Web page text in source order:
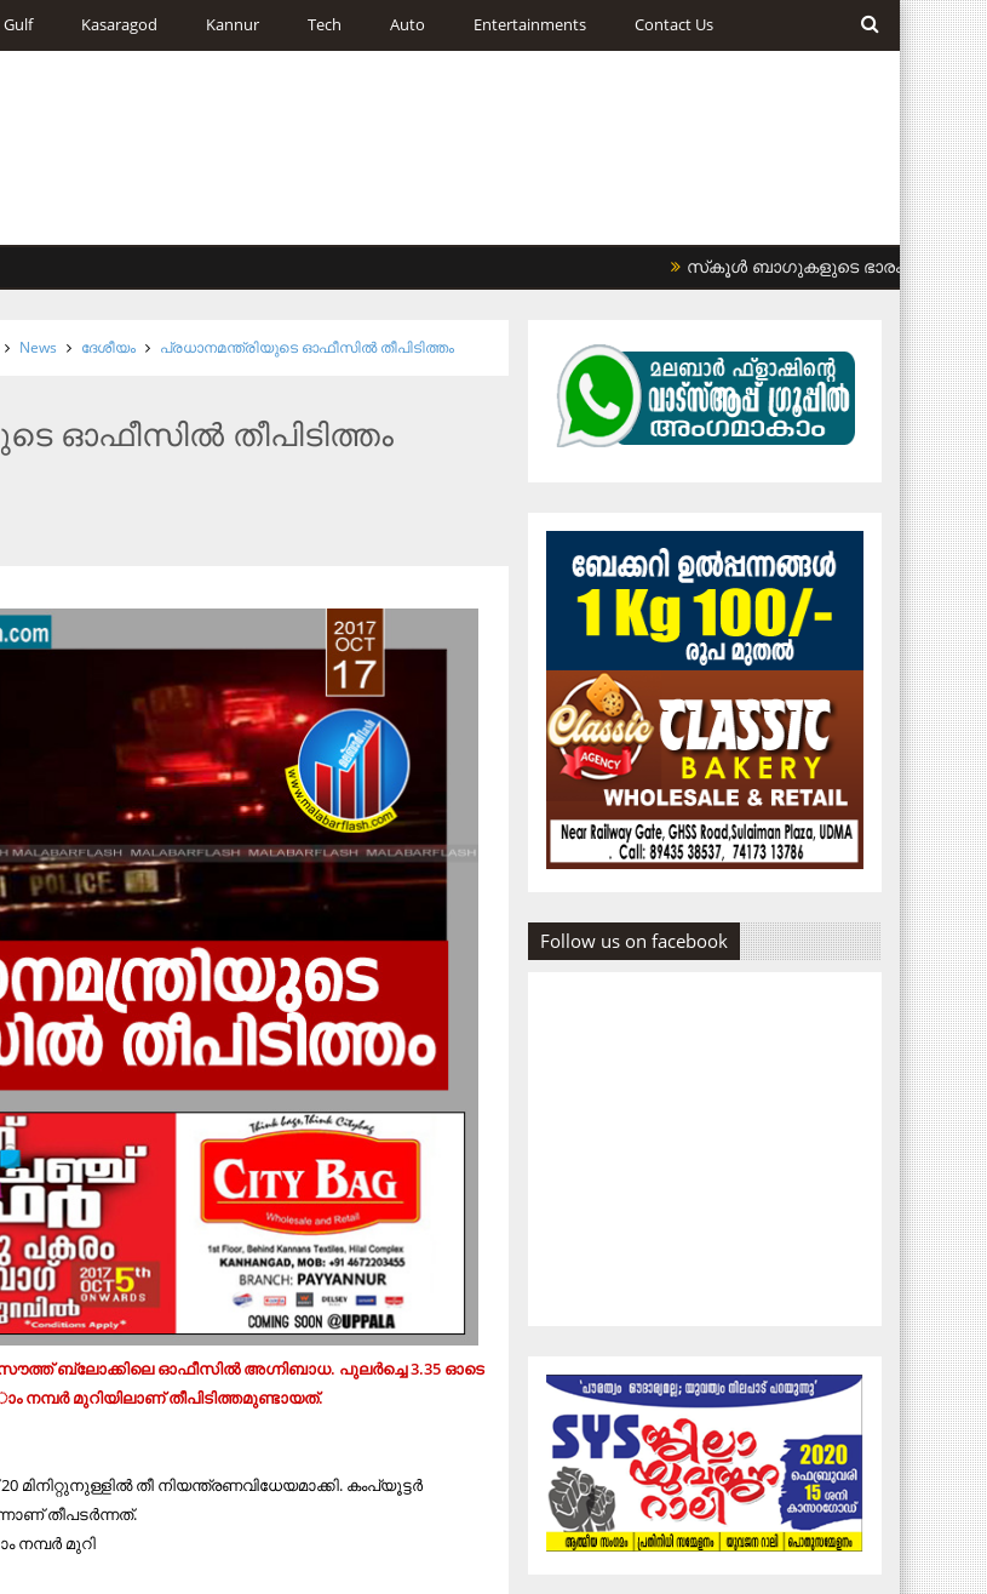
Gulf Kasaragod Kannur Tech Auto Entertainments Contact Us
സ്‌കൂള്‍ ബാഗുകളുടെ ഭാരം കുറയ്ക്കണം:
News ദേശീയം പ്രധാനമന്ത്രിയുടെ ഓഫീസില്‍ തീപിടിത്തം
ഓഫീസില്‍ തീപിടിത്തം
ബ്ലോക്കിലെ ഓഫീസില്‍ അഗ്നിബാധ. പുലര്‍ച്ചെ 3.35 ഓടെ
നമ്പര്‍ മുറിയിലാണ് തീപിടിത്തമുണ്ടായത്.
മിനിറ്റുനുള്ളില്‍ തീ നിയന്ത്രണവിധേയമാക്കി. കംപ്യൂട്ടര്‍
തീപടര്‍ന്നത്.
നമ്പര്‍ മുറി
Follow us on facebook